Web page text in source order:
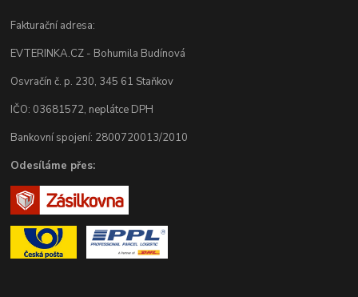
Fakturační adresa:
EVTERINKA.CZ - Bohumila Budínová
Osvračín č. p. 230, 345 61 Staňkov
IČO: 03681572, neplátce DPH
Bankovní spojení: 2800720013/2010
Odesíláme přes: